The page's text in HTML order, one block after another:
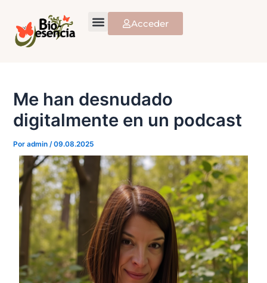
contenido
Acceder
Me han desnudado
digitalmente en un podcast
Poradmin/09.08.2025